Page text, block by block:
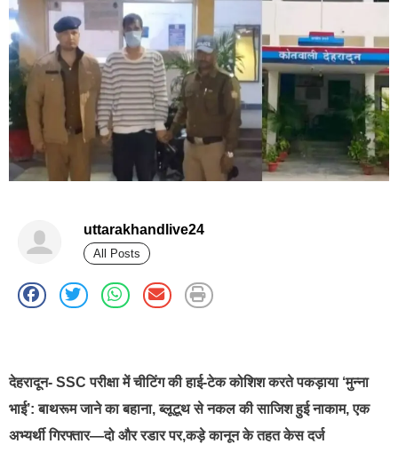
uttarakhandlive24
All Posts
देहरादून- SSC परीक्षा में चीटिंग की हाई-टेक कोशिश करते पकड़ाया ‘मुन्ना
भाई’: बाथरूम जाने का बहाना, ब्लूटूथ से नकल की साजिश हुई नाकाम, एक
अभ्यर्थी गिरफ्तार—दो और रडार पर,कड़े कानून के तहत केस दर्ज